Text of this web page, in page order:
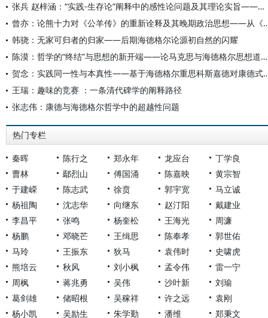
张兵 赵梓涵：“实践-生存论”阐释中的感性论问题及其理论实旨——马克思存在论的海德格尔式诠释再检视
曾亦：论熊十力对《公羊传》的重新
韩骁：无家可归者的归家——后期海德格尔论源初自然的闪耀
陈漠：哲学的“终结”与思想的新开端——论马克思与海德格尔思想道路的共同基点及差异
贺念：实践同一性与本真性——基于海
王瑞：趣味的竞赛 ：一条清代碑学的阐释路径
张志伟：康德与海德格尔哲学中的超越性问题
热门专栏
秦晖 陈行之 郑永年 龙应台
丁学良
曹林
鄢烈山 傅国涌 陈嘉映
黄宗智
于建嵘
陈志武 徐贲 郭宇宽
马立诚
杨祖陶
沈志华 向继东 赵汀阳
戴建业
李昌平
张鸣 杨奎松 王海光
周濂
杨鹏
邓晓芒 王缉思 陈奉孝
郭世佑
马玲
王振东 狄马 袁伟时
史啸虎
熊培云
秋风 刘小枫 孟令伟
雷一宁
周枫
蒋兆勇 吴伟 沙叶新
刘瑜
葛剑雄
储昭根 吴稼祥 许之远
袁刚
杨小凯
吴励生 朱学勤 潘维 郑秉文